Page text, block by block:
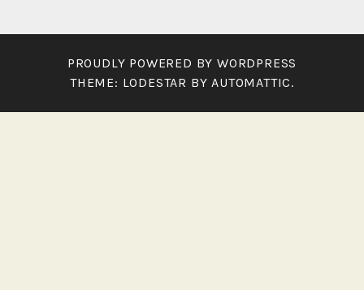
PROUDLY POWERED BY WORDPRESS
THEME: LODESTAR BYAUTOMATTIC.